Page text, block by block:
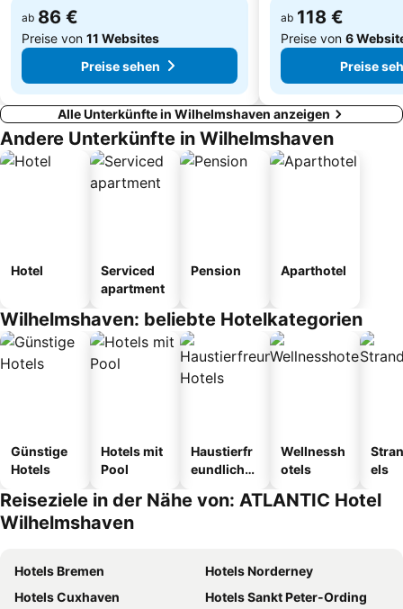
ab 86 €
Preise von 11 Websites
Preise sehen
ab 118 €
Preise von 6
Preise
Alle Unterkünfte in Wilhelmshaven anzeigen
Andere Unterkünfte in Wilhelmshaven
Hotel
Serviced
apartment
Pension Aparthotel
Wilhelmshaven: beliebte Hotelkategorien
Günstige
Hotels
Hotels mit
Pool
Haustierfr
eundliche
Wellnessh
otels
els
Reiseziele in der Nähe von: ATLANTIC Hotel
Wilhelmshaven
Hotels Bremen
Hotels Norderney
Hotels Cuxhaven
Hotels Sankt Peter-Ording